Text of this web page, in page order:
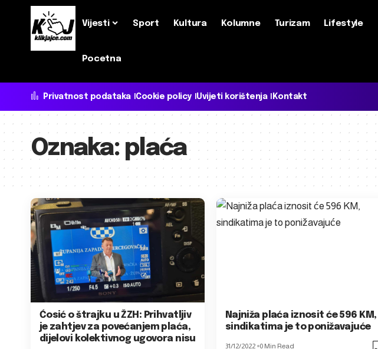
Vijesti Sport Kultura Kolumne Turizam Lifestyle
Pocetna
Privatnost podataka Cookie policy Uvijeti korištenja Kontakt
Oznaka: plaća
Ćosić o štrajku u ŽZH: Prihvatljiv
je zahtjev za povećanjem plaća,
dijelovi kolektivnog ugovora nisu
Najniža plaća iznosit će 596 KM,
sindikatima je to ponižavajuće
31/12/2022 0 Min Read